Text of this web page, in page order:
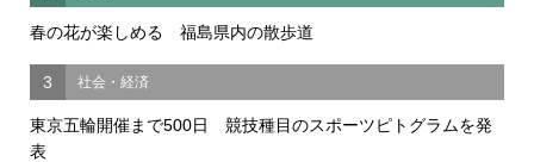
春の花が楽しめる 福島県内の散歩道
3 社会・経済
東京五輪開催まで500日 競技種目のスポーツピトグラムを発
表